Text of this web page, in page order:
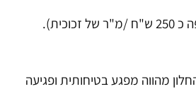
מהווה מפגע בטיחותית ופגיעה